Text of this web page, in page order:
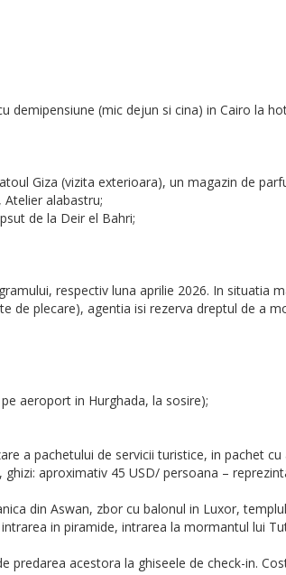
demipensiune (mic dejun si cina) in Cairo la
Giza (vizita exterioara), un magazin de
alabastru;
de la Deir el Bahri;
respectiv luna aprilie 2026. In situatia
de plecare), agentia isi rezerva dreptul de a
aeroport in Hurghada, la sosire);
a pachetului de servicii turistice, in pachet
aproximativ 45 USD/ persoana –
din Aswan, zbor cu balonul in Luxor,
in piramide, intrarea la mormantul lui
predarea acestora la ghiseele de check-in.